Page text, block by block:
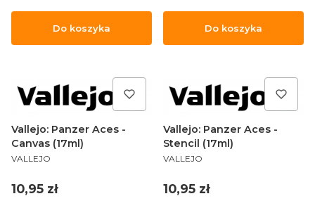
Do koszyka Do koszyka
Vallejo: Panzer Aces -
Canvas (17ml)
PRODUCENT
VALLEJO
Cena
10,95 zł
Vallejo: Panzer Aces -
Stencil (17ml)
PRODUCENT
VALLEJO
Cena
10,95 zł